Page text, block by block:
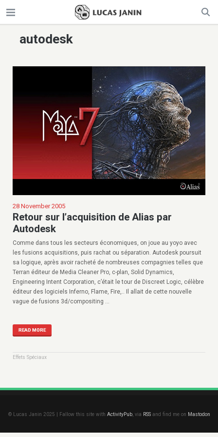
autodesk
28 November 2005
Retour sur l’acquisition de Alias par
Autodesk
Comme dans tous les secteurs économiques, on joue au yoyo avec
les fusions acquisitions, puis rachat ou séparation. Autodesk poursuit
sa logique, après avoir racheté de nombreuses compagnies telles que
Terran éditeur de Media Cleaner Pro, c-plan, Solid Dynamics,
Engineering Intent Corporation, c’était le tour de Discreet Logic, célèbre
éditeur des logiciels Inferno, Flame, Fire,.. Il allait de cette nouvelle
vague de fusions 3d/compositing …
READ MORE
Effets Spéciaux
© Lucas Janin 2025 | Fallow this site with ActivityPub, via RSSand find me on Mastodon